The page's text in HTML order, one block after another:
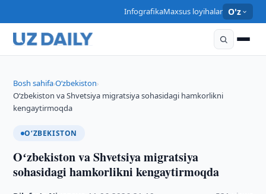
InfografikaMaxsus loyihalar O'z
Bosh sahifa›O‘zbekiston›
Oʻzbekiston va Shvetsiya migratsiya sohasidagi hamkorlikni
kengaytirmoqda
O‘ZBEKISTON
Oʻzbekiston va Shvetsiya migratsiya
sohasidagi hamkorlikni kengaytirmoqda